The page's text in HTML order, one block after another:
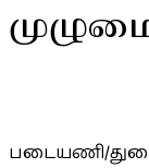
படையணி/